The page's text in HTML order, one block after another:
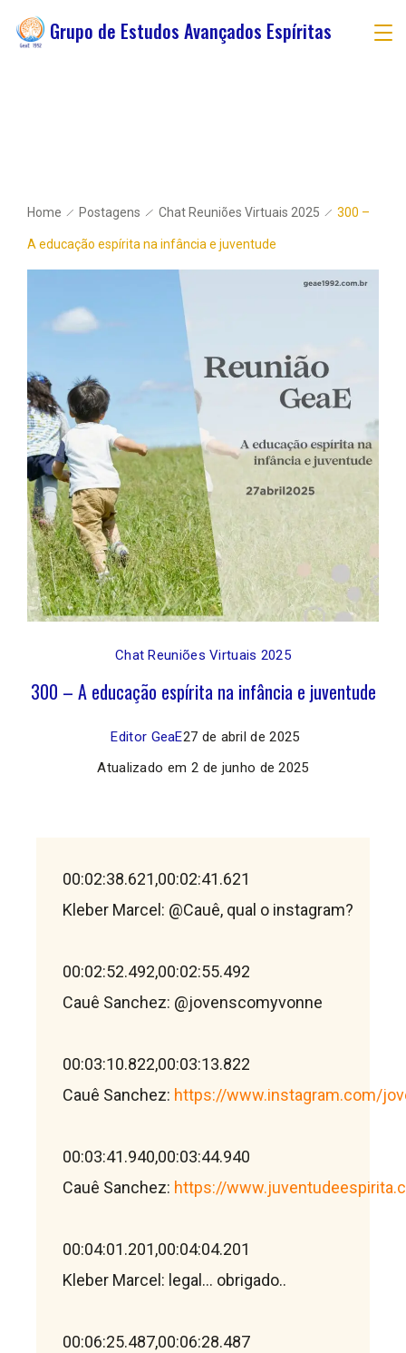
Grupo de Estudos Avançados Espíritas
Home Postagens Chat Reuniões Virtuais 2025 300 –
A educação espírita na infância e juventude
Chat Reuniões Virtuais 2025
300 – A educação espírita na infância e juventude
Editor GeaE27 de abril de 2025
Atualizado em 2 de junho de 2025
00:02:38.621,00:02:41.621
Kleber Marcel: @Cauê, qual o instagram?
00:02:52.492,00:02:55.492
Cauê Sanchez: @jovenscomyvonne
00:03:10.822,00:03:13.822
Cauê Sanchez: https://www.instagram.com/
00:03:41.940,00:03:44.940
Cauê Sanchez: https://
00:04:01.201,00:04:04.201
Kleber Marcel: legal... obrigado..
00:06:25.487,00:06:28.487